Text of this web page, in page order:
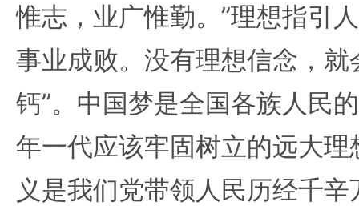
惟志，业广惟勤。”理想指引
事业成败。没有理想信念，就
钙”。中国梦是全国各族人民
年一代应该牢固树立的远大
义是我们党带领人民历经千